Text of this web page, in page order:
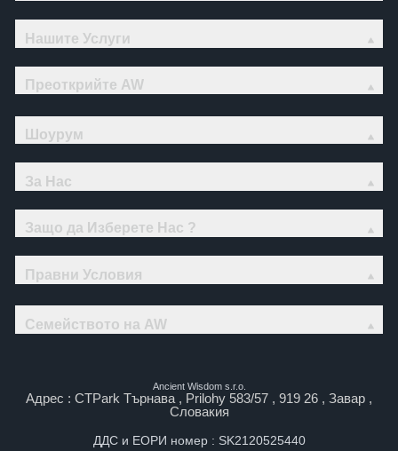
Нашите Услуги
Преоткрийте AW
Шоурум
За Нас
Защо да Изберете Нас ?
Правни Условия
Семейството на AW
Ancient Wisdom s.r.o.
Адрес : CTPark Търнава , Prilohy 583/57 , 919 26 , Завар ,
Словакия
ДДС и ЕОРИ номер : SK2120525440